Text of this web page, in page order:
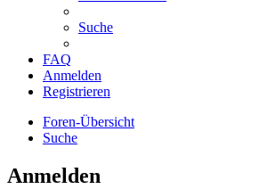
Suche
FAQ
Anmelden
Registrieren
Foren-Übersicht
Suche
Anmelden